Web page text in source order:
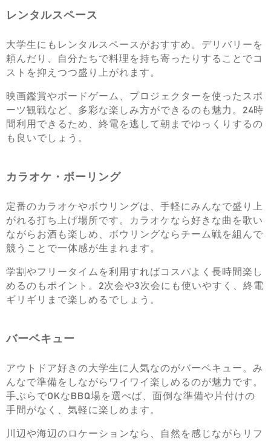
レンタルスペース
大学生にもレンタルスペースがおすすめ。デリバリーを
頼んだり、自分たちで料理を持ち寄ったりすることでコ
ストを抑えつつ盛り上がれます。
映画鑑賞やボードゲーム、プロジェクターを使ったスポ
ーツ観戦など、多彩な楽しみ方ができるのも魅力。24時
間利用できるため、終電を逃して朝までゆっくりするの
も良いでしょう。
カラオケ・ボーリング
定番のカラオケやボウリングは、手軽にみんなで盛り上
がれる打ち上げ場所です。カラオケなら好きな曲を歌い
ながらお酒も楽しめ、ボウリングならチーム戦を組んで
競うことで一体感が生まれます。
学割やフリータイムを利用すればコスパよく長時間楽し
めるのもポイント。2次会や3次会にも使いやすく、終電
ギリギリまで楽しめるでしょう。
バーベキュー
アウトドア好きの大学生に人気なのがバーベキュー。み
んなで準備をしながらワイワイ楽しめるのが魅力です。
手ぶらでOKなBBQ場を選べば、面倒な準備や片付けの
手間がなく、気軽に楽しめます。
川辺や海辺のロケーションなら、自然を感じながらリフ